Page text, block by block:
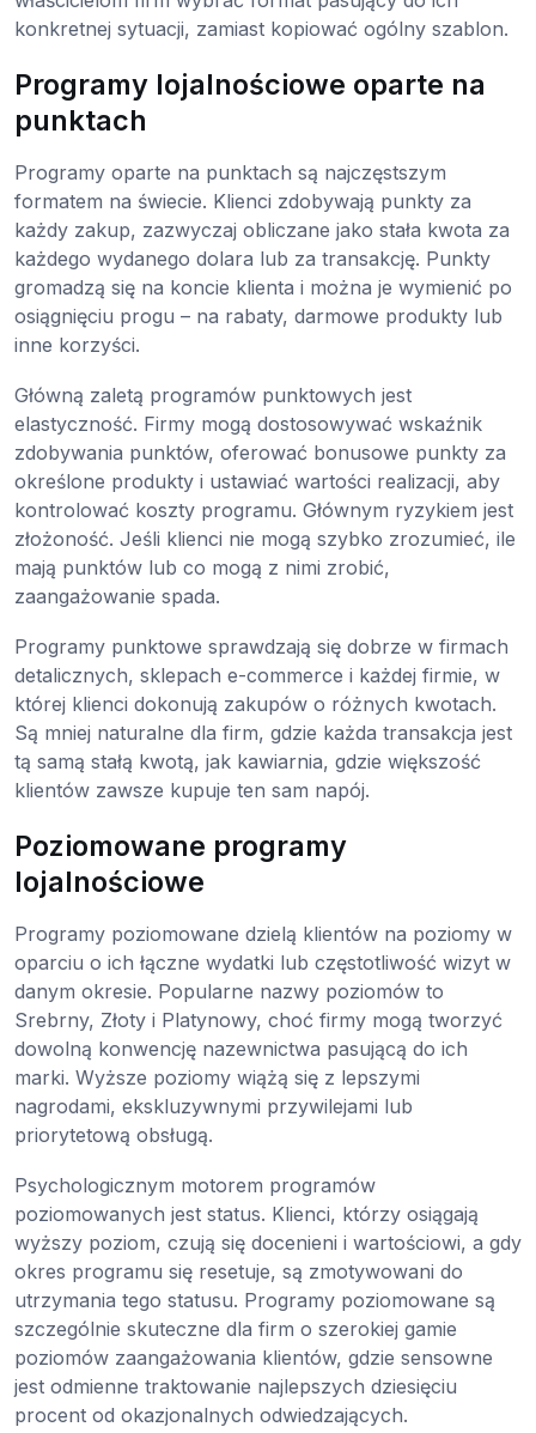
konkretnej sytuacji, zamiast kopiować ogólny szablon.
Programy lojalnościowe oparte na
punktach
Programy oparte na punktach są najczęstszym
formatem na świecie. Klienci zdobywają punkty za
każdy zakup, zazwyczaj obliczane jako stała kwota za
każdego wydanego dolara lub za transakcję. Punkty
gromadzą się na koncie klienta i można je wymienić po
osiągnięciu progu – na rabaty, darmowe produkty lub
inne korzyści.
Główną zaletą programów punktowych jest
elastyczność. Firmy mogą dostosowywać wskaźnik
zdobywania punktów, oferować bonusowe punkty za
określone produkty i ustawiać wartości realizacji, aby
kontrolować koszty programu. Głównym ryzykiem jest
złożoność. Jeśli klienci nie mogą szybko zrozumieć, ile
mają punktów lub co mogą z nimi zrobić,
zaangażowanie spada.
Programy punktowe sprawdzają się dobrze w firmach
detalicznych, sklepach e-commerce i każdej firmie, w
której klienci dokonują zakupów o różnych kwotach.
Są mniej naturalne dla firm, gdzie każda transakcja jest
tą samą stałą kwotą, jak kawiarnia, gdzie większość
klientów zawsze kupuje ten sam napój.
Poziomowane programy
lojalnościowe
Programy poziomowane dzielą klientów na poziomy w
oparciu o ich łączne wydatki lub częstotliwość wizyt w
danym okresie. Popularne nazwy poziomów to
Srebrny, Złoty i Platynowy, choć firmy mogą tworzyć
dowolną konwencję nazewnictwa pasującą do ich
marki. Wyższe poziomy wiążą się z lepszymi
nagrodami, ekskluzywnymi przywilejami lub
priorytetową obsługą.
Psychologicznym motorem programów
poziomowanych jest status. Klienci, którzy osiągają
wyższy poziom, czują się docenieni i wartościowi, a gdy
okres programu się resetuje, są zmotywowani do
utrzymania tego statusu. Programy poziomowane są
szczególnie skuteczne dla firm o szerokiej gamie
poziomów zaangażowania klientów, gdzie sensowne
jest odmienne traktowanie najlepszych dziesięciu
procent od okazjonalnych odwiedzających.